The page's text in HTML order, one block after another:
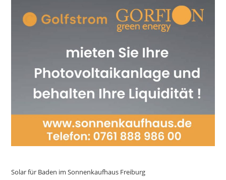
Solar für Baden im Sonnenkaufhaus Freiburg